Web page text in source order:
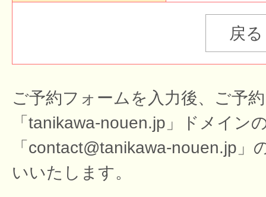
ご予約フォームを入力後、ご予
「tanikawa-nouen.jp」ドメイン
「contact@tanikawa-nouen.jp
いいたします。